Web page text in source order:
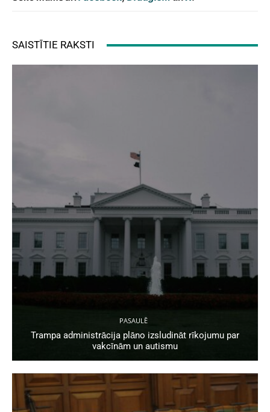
SAISTĪTIE RAKSTI
PASAULĒ
Trampa administrācija plāno izsludināt rīkojumu par
vakcīnām un autismu